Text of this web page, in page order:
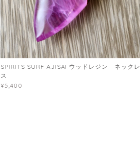
SPIRITS SURF AJISAI ウッドレジン ネックレ
ス
¥5,400